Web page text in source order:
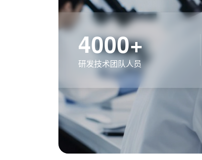
4000+
研发技术团队人员